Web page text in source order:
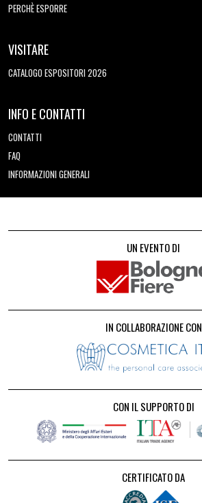
PERCHÈ ESPORRE
VISITARE
CATALOGO ESPOSITORI 2026
INFO E CONTATTI
CONTATTI
FAQ
INFORMAZIONI GENERALI
UN EVENTO DI
IN COLLABORAZIONE CON
CON IL SUPPORTO DI
CERTIFICATO DA